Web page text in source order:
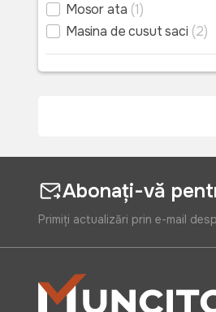
Mosor ata (1)
Masina de cusut saci (2)
Abonați-vă
Primiți actualizări prin e-mail